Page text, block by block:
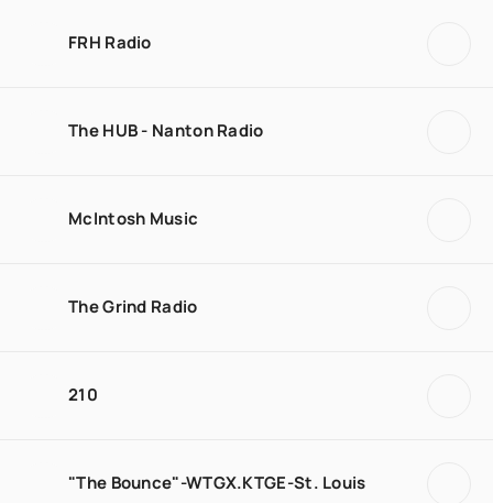
FRH Radio
The HUB - Nanton Radio
McIntosh Music
The Grind Radio
210
"The Bounce"-WTGX.KTGE-St. Louis